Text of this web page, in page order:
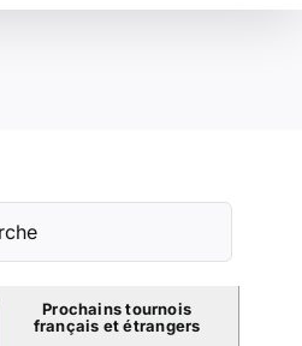
Prochains tournois
français et étrangers